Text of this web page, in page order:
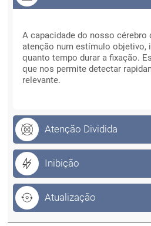
Foco
Foco
A capacidade do nosso cérebro
atenção num estímulo objetivo,
quanto tempo durar a fixação.
que nos permite detectar
Atenção Dividida
Inibição
Atualização